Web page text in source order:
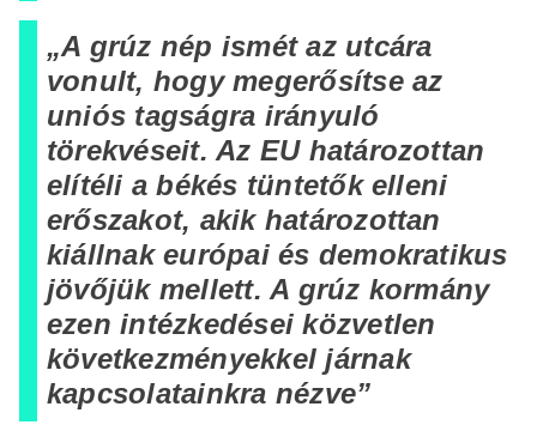
„A grúz nép ismét az utcára
vonult, hogy megerősítse az
uniós tagságra irányuló
törekvéseit. Az EU határozottan
elítéli a békés tüntetők elleni
erőszakot, akik határozottan
kiállnak európai és demokratikus
jövőjük mellett. A grúz kormány
ezen intézkedései közvetlen
következményekkel járnak
kapcsolatainkra nézve”